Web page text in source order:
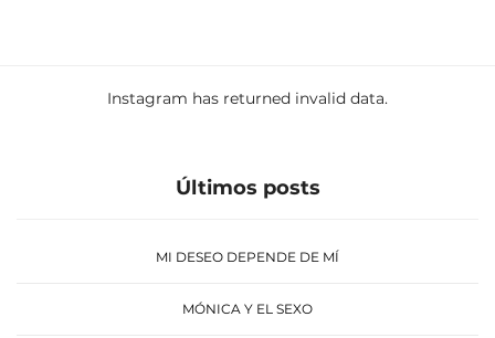
Instagram has returned invalid data.
Últimos posts
MI DESEO DEPENDE DE MÍ
MÓNICA Y EL SEXO